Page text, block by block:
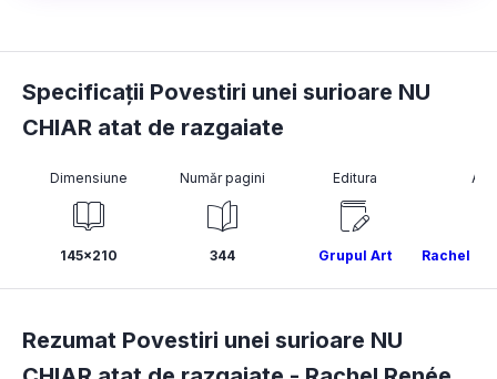
Specificații Povestiri unei surioare NU
CHIAR atat de razgaiate
Dimensiune
145x210
Număr pagini
344
Editura
Grupul Art Rachel
Rezumat Povestiri unei surioare NU